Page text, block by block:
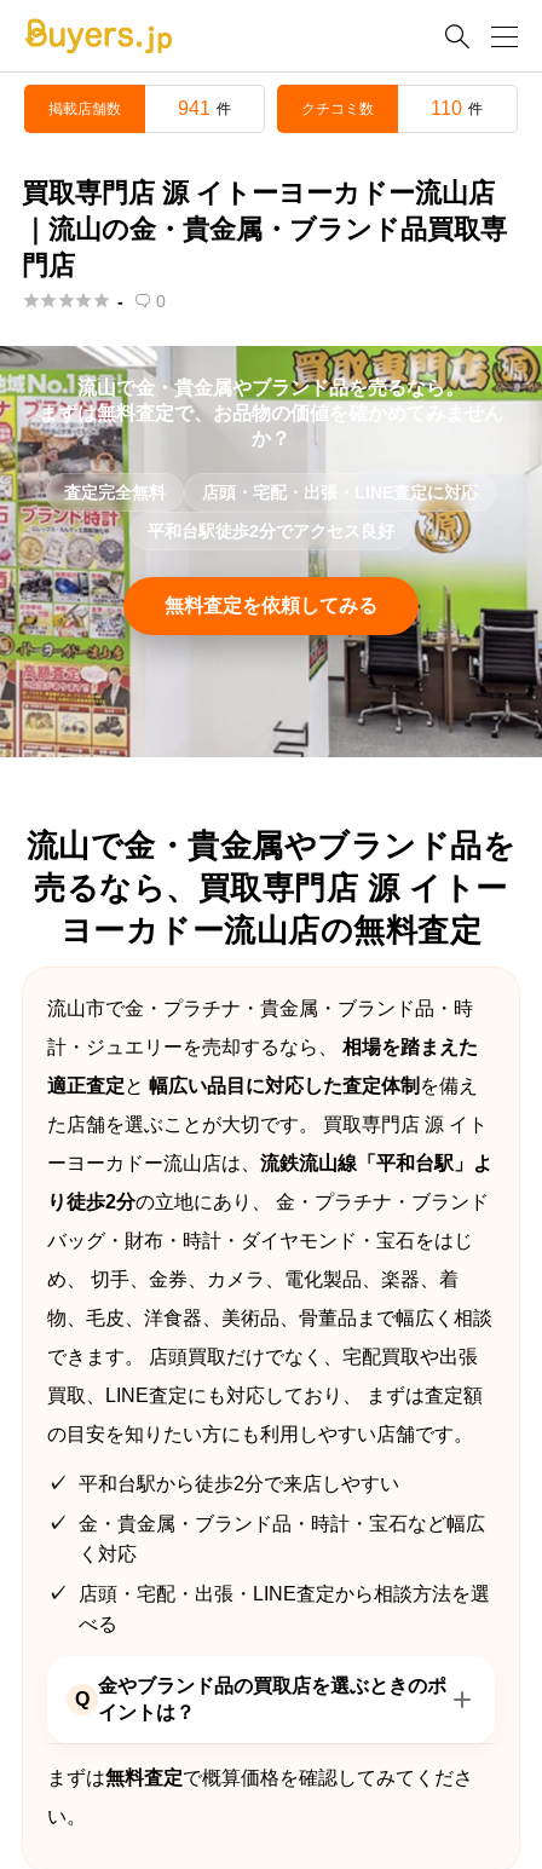

掲載店舗数 941 件 クチコミ数 110 件
買取専門店 源 イトーヨーカドー流山店
｜流山の金・貴金属・ブランド品買取専
門店
 -  0
流山で金・貴金属やブランド品を売るなら。
まずは無料査定で、お品物の価値を確かめてみません
か？
査定完全無料
店頭・宅配・出張・LINE査定に対応
平和台駅徒歩2分でアクセス良好
無料査定を依頼してみる
流山で金・貴金属やブランド品を
売るなら、買取専門店 源 イトー
ヨーカドー流山店の無料査定
流山市で金・プラチナ・貴金属・ブランド品・時
計・ジュエリーを売却するなら、 相場を踏まえた
適正査定と 幅広い品目に対応した査定体制 を備え
た店舗を選ぶことが大切です。 買取専門店 源 イト
ーヨーカドー流山店は、 流鉄流山線「平和台駅」よ
り徒歩2分の立地にあり、 金・プラチナ・ブランド
バッグ・財布・時計・ダイヤモンド・宝石をはじ
め、 切手、金券、カメラ、電化製品、楽器、着
物、毛皮、洋食器、美術品、骨董品まで幅広く相談
できます。 店頭買取だけでなく、宅配買取や出張
買取、LINE査定にも対応しており、 まずは査定額
の目安を知りたい方にも利用しやすい店舗です。
平和台駅から徒歩2分で来店しやすい
金・貴金属・ブランド品・時計・宝石など幅広
く対応
店頭・宅配・出張・LINE査定から相談方法を選
べる
Q
金やブランド品の買取店を選ぶときのポ
イントは？
まずは無料査定で概算価格を確認してみてくださ
い。